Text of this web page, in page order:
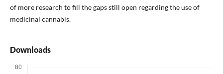
of more research to fill the gaps still open regarding the use of
medicinal cannabis.
Downloads